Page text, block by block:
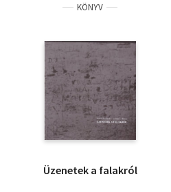
KÖNYV
Üzenetek a falakról